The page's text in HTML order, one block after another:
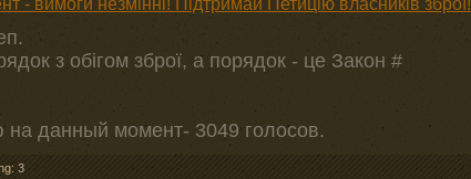
- вимоги незмінні! Підтримай Петицію власників зброї!
з обігом зброї, а порядок - це Закон #
на данный момент- 3049 голосов.
3